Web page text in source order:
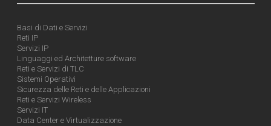
Basi di Dati e Servizi
Reti IP
Servizi IP
Linguaggi ed Architetture software
Reti e Servizi di TLC
Sistemi Operativi
Sicurezza delle Reti e delle Applicazioni
Reti e Servizi Wireless
Servizi IT
Data Center e Virtualizzazione